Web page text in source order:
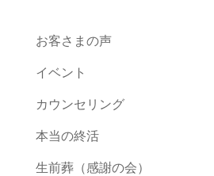
お客さまの声
イベント
カウンセリング
本当の終活
生前葬（感謝の会）